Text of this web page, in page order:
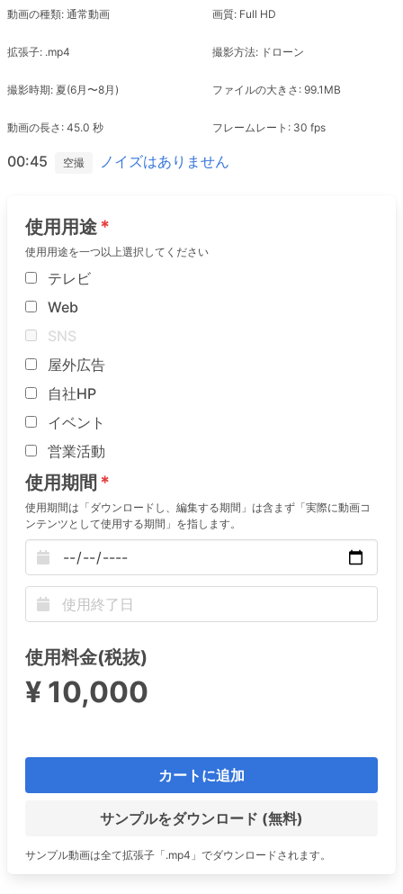
動画の種類: 通常動画 画質: Full HD
拡張子: .mp4 撮影方法: ドローン
撮影時期: 夏(6月〜8月) ファイルの大きさ: 99.1MB
動画の長さ: 45.0 秒 フレームレート: 30 fps
00:45 空撮 ノイズはありません
使用用途
使用用途を一つ以上選択してください
テレビ
Web
SNS
屋外広告
自社HP
イベント
営業活動
使用期間
使用期間は「ダウンロードし、編集する期間」は含まず「実際に動画コ
ンテンツとして使用する期間」を指します。
使用料金(税抜)
¥ 10,000
カートに追加
サンプルをダウンロード (無料)
サンプル動画は全て拡張子「.mp4」でダウンロードされます。